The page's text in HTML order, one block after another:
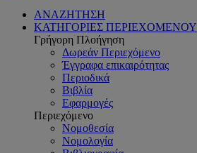
ΑΝΑΖΗΤΗΣΗ
ΚΑΤΗΓΟΡΙΕΣ ΠΕΡΙΕΧΟΜΕΝΟΥ
Γρήγορη Πλοήγηση
Δωρεάν Περιεχόμενο
Έγγραφα επικαιρότητας
Περιοδικά
Βιβλία
Εφαρμογές
Περιεχόμενο
Νομοθεσία
Νομολογία